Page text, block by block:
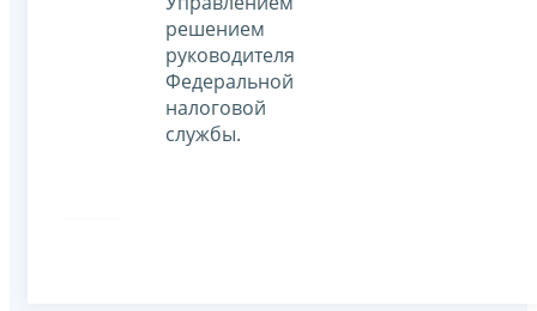
решением
руководителя
Федеральной
налоговой
службы.